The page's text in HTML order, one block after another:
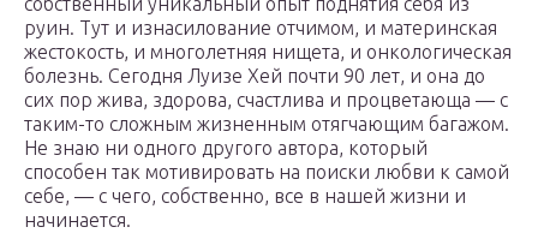
руин. Тут и изнасилование отчимом, и материнская
жестокость, и многолетняя нищета, и онкологическая
болезнь. Сегодня Луизе Хей почти 90 лет, и она до
сих пор жива, здорова, счастлива и процветающа — с
таким-то сложным жизненным отягчающим багажом.
Не знаю ни одного другого автора, который
способен так мотивировать на поиски любви к самой
себе, — с чего, собственно, все в нашей жизни и
начинается.